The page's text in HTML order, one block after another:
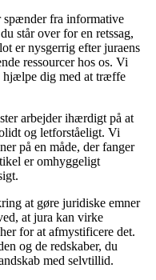
fra informative
står over for en retssag,
er nysgerrig efter juraens
ressourcer hos os. Vi
hjælpe dig med at træffe
arbejder ihærdigt på at
og letforståeligt. Vi
på en måde, der fanger
er omhyggeligt
at gøre juridiske emner
at jura kan virke
for at afmystificere det.
og de redskaber, du
med selvtillid.